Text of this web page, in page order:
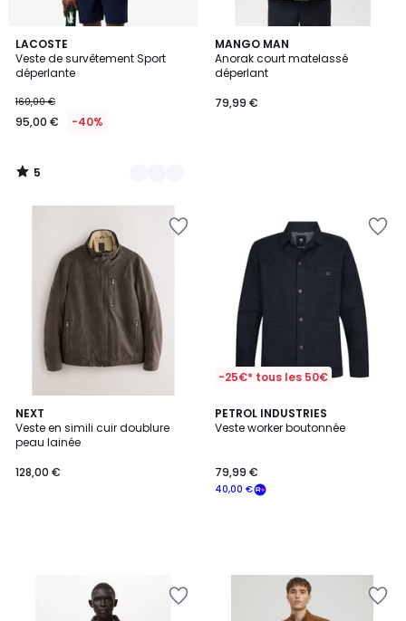
LACOSTE
Veste de survêtement Sport
déperlante
160,00 €
95,00 € -40%
5
/
5
2
Couleurs
5
/
MANGO MAN
Anorak court matelassé
déperlant
79,99 €
NEXT
Veste en simili cuir doublure
peau lainée
128,00 €
-25€* tous les 50€
PETROL INDUSTRIES
Veste worker boutonnée
40,00 €
79,99 €